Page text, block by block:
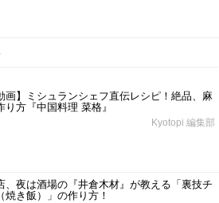
画】ミシュランシェフ直伝レシピ！絶品、麻
り方『中国料理 菜格』
Kyotopi 編集部
、夜は酒場の『井倉木材』が教える「裏技チ
焼き飯）」の作り方！